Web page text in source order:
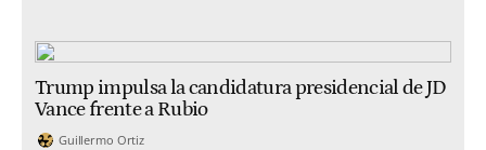
Trump impulsa la candidatura presidencial de JD
Vance frente a Rubio
Guillermo Ortiz